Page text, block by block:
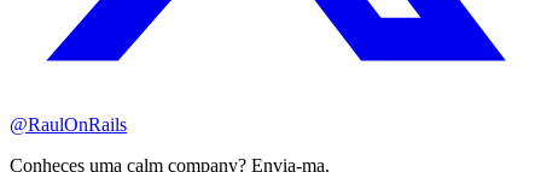
@RaulOnRails
Conheces uma calm company? Envia-ma.